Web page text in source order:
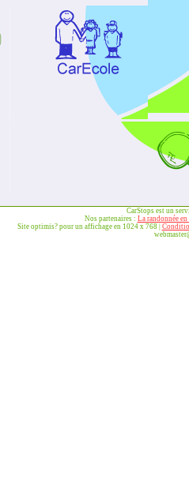
CarStops est un
Nos partenaires : La randonnée en
Site optimis? pour un affichage en 1024 x 768 |